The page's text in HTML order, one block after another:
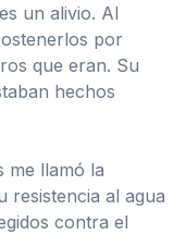
un alivio. Al
por
que eran. Su
hechos
me llamó la
resistencia al agua
contra el